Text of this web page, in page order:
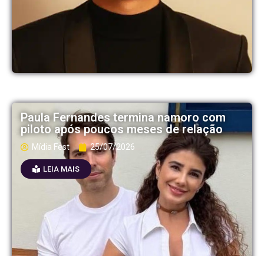
Paula Fernandes termina namoro com
piloto após poucos meses de relação
Mídia Fest 25/07/2026
LEIA MAIS